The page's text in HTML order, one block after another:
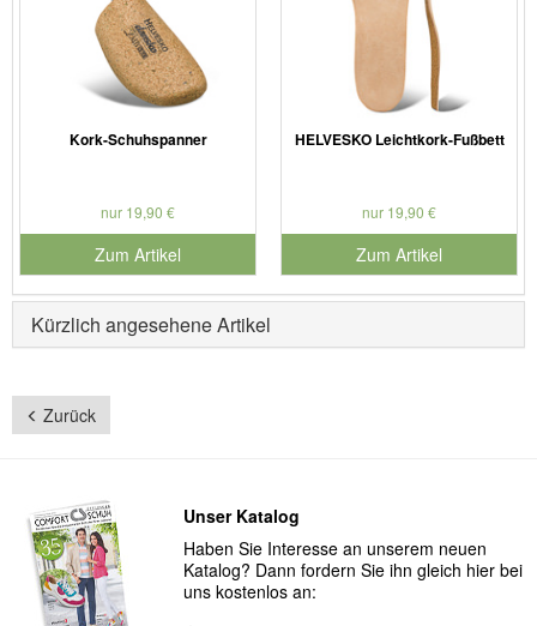
Kork-Schuhspanner
nur 19,90 €
Zum Artikel
HELVESKO Leichtkork-Fußbett
nur 19,90 €
Zum Artikel
Kürzlich angesehene Artikel
Zurück
Unser Katalog
Haben Sie Interesse an unserem neuen
Katalog? Dann fordern Sie ihn gleich hier bei
uns kostenlos an: